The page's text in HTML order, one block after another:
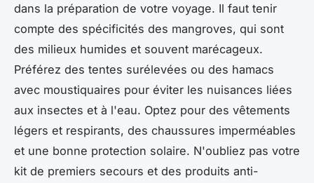
dans la préparation de votre voyage. Il faut tenir
compte des spécificités des mangroves, qui sont
des milieux humides et souvent marécageux.
Préférez des tentes surélevées ou des hamacs
avec moustiquaires pour éviter les nuisances liées
aux insectes et à l'eau. Optez pour des vêtements
légers et respirants, des chaussures imperméables
et une bonne protection solaire. N'oubliez pas votre
kit de premiers secours et des produits anti-